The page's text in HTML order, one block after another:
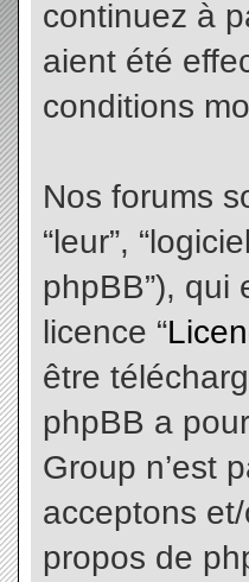
continuez à
aient été
conditions
Nos forums
“leur”,
phpBB”), qui
licence “
être
phpBB a
Group n’est
acceptons
propos de